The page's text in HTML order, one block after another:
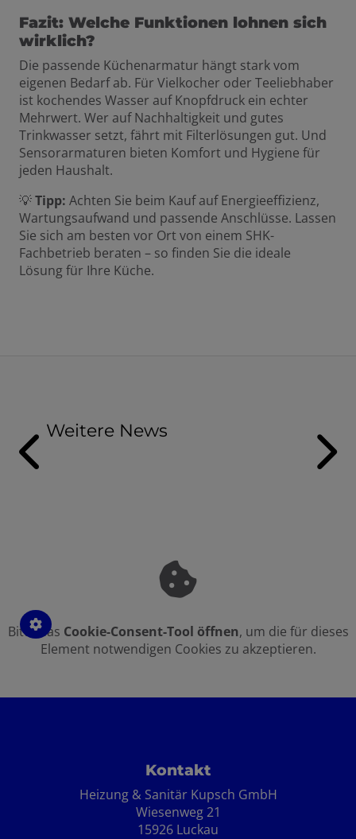
Fazit: Welche Funktionen lohnen sich
wirklich?
Die passende Küchenarmatur hängt stark vom
eigenen Bedarf ab. Für Vielkocher oder Teeliebhaber
ist kochendes Wasser auf Knopfdruck ein echter
Mehrwert. Wer auf Nachhaltigkeit und gutes
Trinkwasser setzt, fährt mit Filterlösungen gut. Und
Sensorarmaturen bieten Komfort und Hygiene für
jeden Haushalt.
💡Tipp: Achten Sie beim Kauf auf Energieeffizienz,
Wartungsaufwand und passende Anschlüsse. Lassen
Sie sich am besten vor Ort von einem SHK-
Fachbetrieb beraten – so finden Sie die ideale
Lösung für Ihre Küche.
Weitere News
Bitte das Cookie-Consent-Tool öffnen, um die für dieses
Element notwendigen Cookies zu akzeptieren.
Kontakt
Heizung & Sanitär Kupsch GmbH
Wiesenweg 21
15926 Luckau